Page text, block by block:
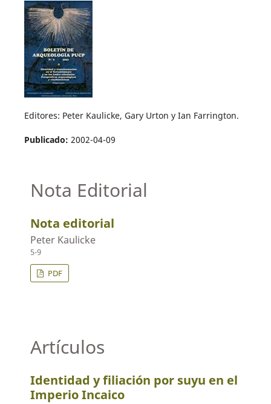
Editores: Peter Kaulicke, Gary Urton y Ian Farrington.
Publicado: 2002-04-09
Nota Editorial
Nota editorial
Peter Kaulicke
5-9
PDF
Artículos
Identidad y filiación por suyu en el
Imperio Incaico